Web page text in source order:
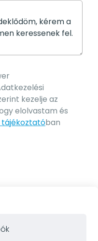
kezelje az
elolvastam és
tájékoztatóban